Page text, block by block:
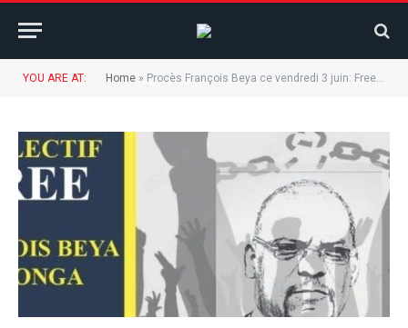
YOU ARE AT: Home » Procès François Beya ce vendredi 3 juin: Free François Beya exige les audiences publiques et la retransmission en direct sur la RTNC.